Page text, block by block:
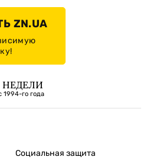
ZN.UA
НЕДЕЛИ
1994-го года
Социальная защита